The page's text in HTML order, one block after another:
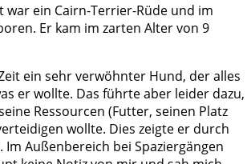
war ein Cairn-Terrier-Rüde und im
Er kam im zarten Alter von 9
ein sehr verwöhnter Hund, der alles
er wollte. Das führte aber leider dazu,
Ressourcen (Futter, seinen Platz
wollte. Dies zeigte er durch
Außenbereich bei Spaziergängen